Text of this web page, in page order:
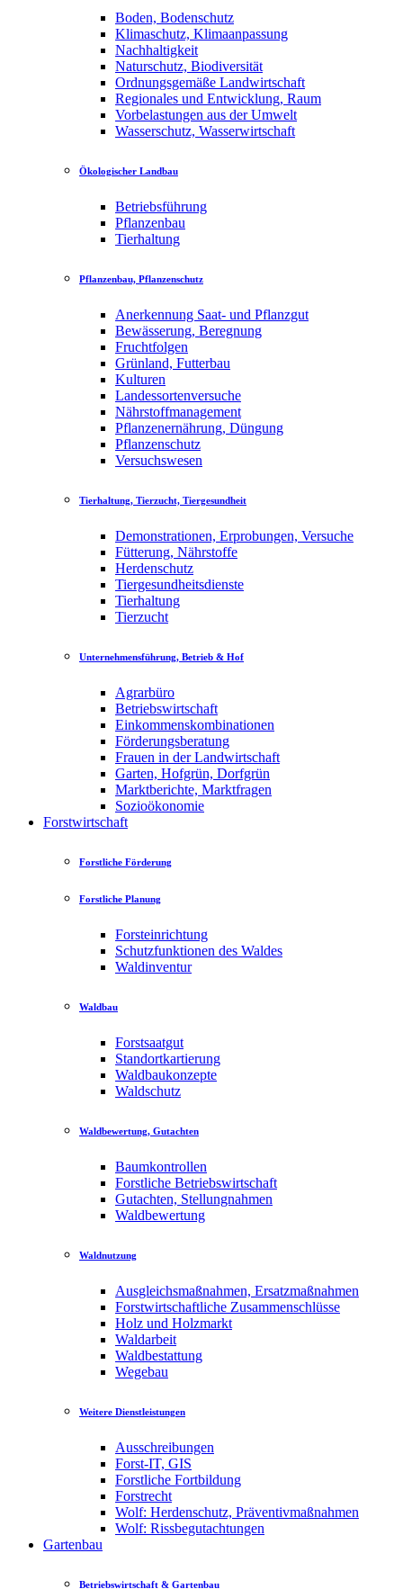
Boden, Bodenschutz
Klimaschutz, Klimaanpassung
Nachhaltigkeit
Naturschutz, Biodiversität
Ordnungsgemäße Landwirtschaft
Regionales und Entwicklung, Raum
Vorbelastungen aus der Umwelt
Wasserschutz, Wasserwirtschaft
Ökologischer Landbau
Betriebsführung
Pflanzenbau
Tierhaltung
Pflanzenbau, Pflanzenschutz
Anerkennung Saat- und Pflanzgut
Bewässerung, Beregnung
Fruchtfolgen
Grünland, Futterbau
Kulturen
Landessortenversuche
Nährstoffmanagement
Pflanzenernährung, Düngung
Pflanzenschutz
Versuchswesen
Tierhaltung, Tierzucht, Tiergesundheit
Demonstrationen, Erprobungen, Versuche
Fütterung, Nährstoffe
Herdenschutz
Tiergesundheitsdienste
Tierhaltung
Tierzucht
Unternehmensführung, Betrieb & Hof
Agrarbüro
Betriebswirtschaft
Einkommenskombinationen
Förderungsberatung
Frauen in der Landwirtschaft
Garten, Hofgrün, Dorfgrün
Marktberichte, Marktfragen
Sozioökonomie
Forstwirtschaft
Forstliche Förderung
Forstliche Planung
Forsteinrichtung
Schutzfunktionen des Waldes
Waldinventur
Waldbau
Forstsaatgut
Standortkartierung
Waldbaukonzepte
Waldschutz
Waldbewertung, Gutachten
Baumkontrollen
Forstliche Betriebswirtschaft
Gutachten, Stellungnahmen
Waldbewertung
Waldnutzung
Ausgleichsmaßnahmen, Ersatzmaßnahmen
Forstwirtschaftliche Zusammenschlüsse
Holz und Holzmarkt
Waldarbeit
Waldbestattung
Wegebau
Weitere Dienstleistungen
Ausschreibungen
Forst-IT, GIS
Forstliche Fortbildung
Forstrecht
Wolf: Herdenschutz, Präventivmaßnahmen
Wolf: Rissbegutachtungen
Gartenbau
Betriebswirtschaft & Gartenbau